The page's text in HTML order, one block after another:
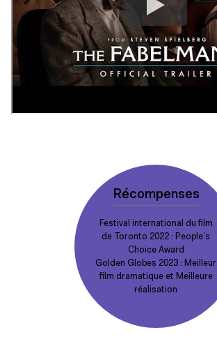
Récompenses
Festival international du film
de Toronto 2022 : People’s
Choice Award
Golden Globes 2023 : Meilleur
film dramatique et Meilleure
réalisation